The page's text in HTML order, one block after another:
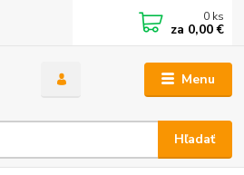
Menu
Hľadať
0 ks
za 0,00 €